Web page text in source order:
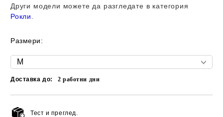
Други модели можете да разгледате в категория
Рокли
Размери:
Доставка до: 2работни дни
Тест и преглед.